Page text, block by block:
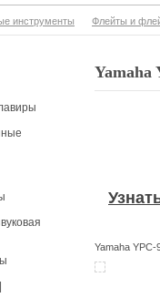
инструменты Флейты и
Yamaha
Yamaha YPC-